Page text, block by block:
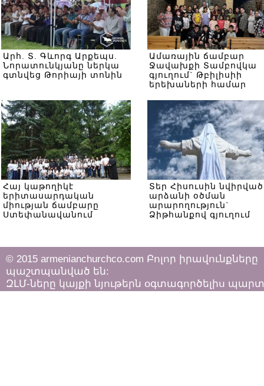
Արհ. Տ. Գևորգ Արքեպս.
Նորատունկյանը ներկա
գտնվեց Թորիայի տոնին
Ամառային ճամբար
Ջավախքի Տամբովկա
գյուղում` Թբիլիսիի
երեխաների համար
Հայ կաթողիկէ
երիտասարդական
միության ճամբարը
Ստեփանավանում
Տեր Հիսուսին նվիրված
արձանի օծման
արարողություն`
Ձիթհանքով գյուղում
© 2015 armenianchurchco.com Բոլոր իրավունքները
պաշտպանված են:
ԶԼՄ-ները կայքի նյութերն օգտագործելիս